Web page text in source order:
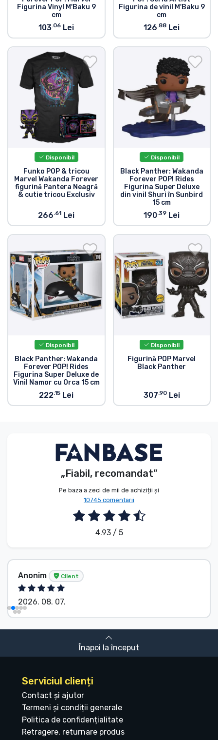
Figurina Vinyl M'Baku 9
cm
103.06 Lei
Figurina de vinil M'Baku 9
cm
126.88 Lei
Disponibil
Funko POP & tricou
Marvel Wakanda Forever
figurină Pantera Neagră
& cutie tricou Exclusiv
266.61 Lei
Disponibil
Black Panther: Wakanda
Forever POP! Rides
Figurina Super Deluxe
din vinil Shuri în Sunbird
15 cm
190.39 Lei
Disponibil
Black Panther: Wakanda
Forever POP! Rides
Figurina Super Deluxe de
Vinil Namor cu Orca 15 cm
222.15 Lei
Disponibil
Figurină POP Marvel
Black Panther
307.90Lei
„Fiabil, recomandat”
Pe baza a zeci de mii de achiziții și
10745 comentarii
4.93 / 5
Anonim Client
2026. 08. 07.
Înapoi la început
Serviciul clienți
Contact și ajutor
Termeni și condiții generale
Politica de confidențialitate
Retragere, returnare produs